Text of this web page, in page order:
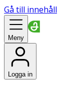
Gå till innehåll
Meny
Logga in